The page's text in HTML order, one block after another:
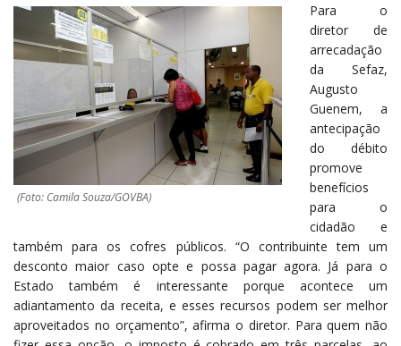
(Foto: Camila Souza/GOVBA)
Para o
diretor de
arrecadação
da Sefaz,
Augusto
Guenem, a
antecipação
do débito
promove
benefícios
para o
cidadão e
também para os cofres públicos. “O contribuinte tem um
desconto maior caso opte e possa pagar agora. Já para o
Estado também é interessante porque acontece um
adiantamento da receita, e esses recursos podem ser melhor
aproveitados no orçamento”, afirma o diretor. Para quem não